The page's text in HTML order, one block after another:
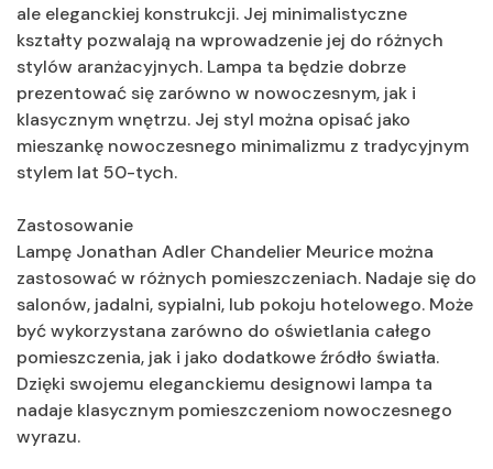
ale eleganckiej konstrukcji. Jej minimalistyczne
kształty pozwalają na wprowadzenie jej do różnych
stylów aranżacyjnych. Lampa ta będzie dobrze
prezentować się zarówno w nowoczesnym, jak i
klasycznym wnętrzu. Jej styl można opisać jako
mieszankę nowoczesnego minimalizmu z tradycyjnym
stylem lat 50-tych.
Zastosowanie
Lampę Jonathan Adler Chandelier Meurice można
zastosować w różnych pomieszczeniach. Nadaje się do
salonów, jadalni, sypialni, lub pokoju hotelowego. Może
być wykorzystana zarówno do oświetlania całego
pomieszczenia, jak i jako dodatkowe źródło światła.
Dzięki swojemu eleganckiemu designowi lampa ta
nadaje klasycznym pomieszczeniom nowoczesnego
wyrazu.